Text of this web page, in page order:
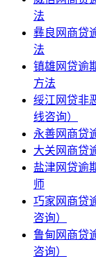
法
彝良网商贷
法
镇雄网贷逾
方法
绥江网贷非
线咨询）
永善网商贷
大关网商贷
盐津网贷逾
师
巧家网商贷
咨询）
鲁甸网商贷
咨询）